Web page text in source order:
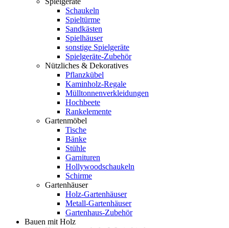
Schaukeln
Spieltürme
Sandkästen
Spielhäuser
sonstige Spielgeräte
Spielgeräte-Zubehör
Nützliches & Dekoratives
Pflanzkübel
Kaminholz-Regale
Mülltonnenverkleidungen
Hochbeete
Rankelemente
Gartenmöbel
Tische
Bänke
Stühle
Garnituren
Hollywoodschaukeln
Schirme
Gartenhäuser
Holz-Gartenhäuser
Metall-Gartenhäuser
Gartenhaus-Zubehör
Bauen mit Holz